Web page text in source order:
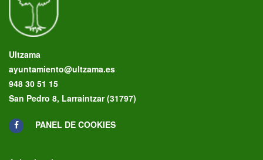
Ultzama
ayuntamiento@ultzama.es
948 30 51 15
San Pedro 8, Larraintzar (31797)
PANEL DE COOKIES